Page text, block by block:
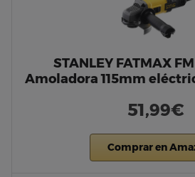
STANLEY FATMAX
Amoladora 115mm
51,99€
Comprar en